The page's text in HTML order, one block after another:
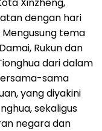
dengan hari
tema
Rukun dan
dari dalam
sama
yang diyakini
sekaligus
negara dan